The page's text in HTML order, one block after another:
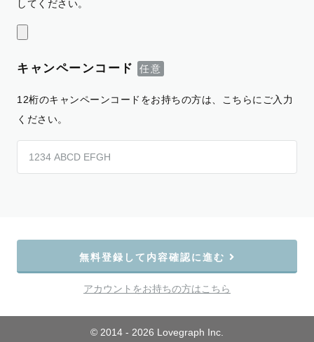
してください。
キャンペーンコード
12桁のキャンペーンコードをお持ちの方は、こちらにご入力
ください。
無料登録して内容確認に進む
アカウントをお持ちの方はこちら
© 2014 - 2026 Lovegraph Inc.